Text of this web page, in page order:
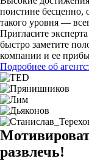
поистине бесценно,
такого уровня —
Пригласите
быстро заметите
компании и ее
Подробнее об
развлечь!